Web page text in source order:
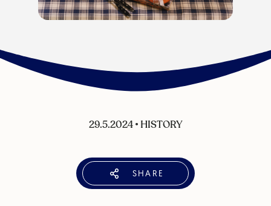
29.5.2024• HISTORY
SHARE